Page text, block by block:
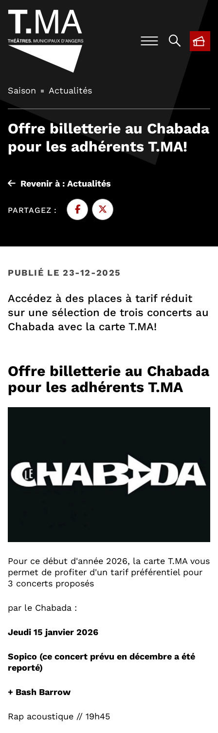
,
Saison Actualités
Offre billetterie au Chabada
pour les adhérents T.MA!
Revenir à : Actualités
PARTAGEZ :
PUBLIÉ LE 23-12-2025
Accédez à des places à tarif réduit
sur une sélection de trois concerts au
Chabada avec la carte T.MA!
Offre billetterie au Chabada
pour les adhérents T.MA
Pour ce début d'année 2026, la carte T.MA vous
permet de profiter d'un tarif préférentiel pour
3 concerts proposés
par le Chabada :
Jeudi 15 janvier 2026
Sopico (ce concert prévu en décembre a été
reporté)
+ Bash Barrow
Rap acoustique // 19h45